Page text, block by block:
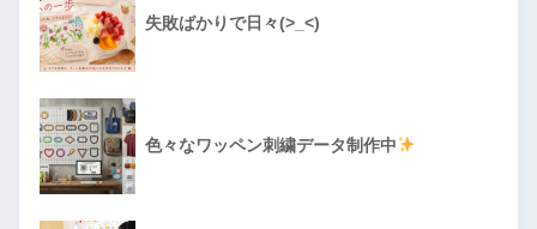
失敗ばかりで日々(>_<)
色々なワッペン刺繍データ制作中